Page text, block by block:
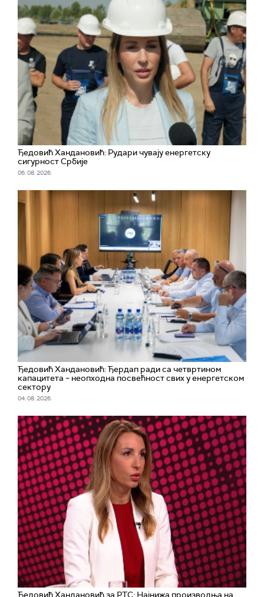
Ђедовић Хандановић: Рудари чувају енергетску
сигурност Србије
06. 08. 2026.
Ђедовић Хандановић: Ђердап ради са четвртином
капацитета – неопходна посвећност свих у енергетском
сектору
04. 08. 2026.
Ђедовић Хандановић за РТС: Најнижа производња на